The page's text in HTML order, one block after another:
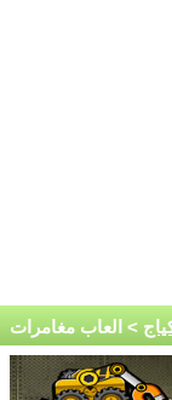
> العاب مغامرات